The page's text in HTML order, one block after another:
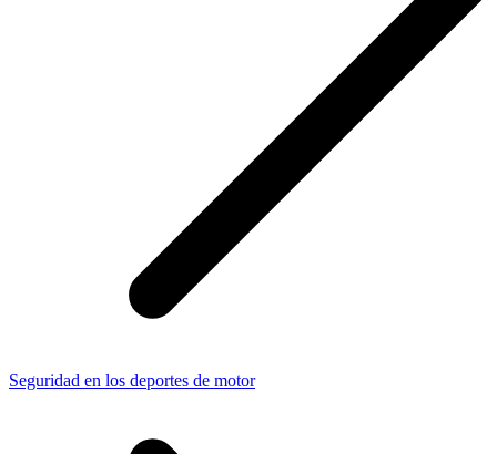
Seguridad en los deportes de motor